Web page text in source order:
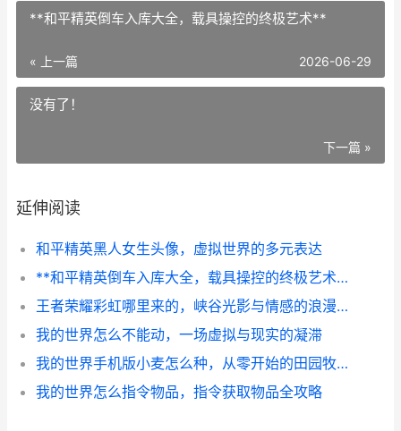
**和平精英倒车入库大全，载具操控的终极艺术**
« 上一篇 2026-06-29
没有了！
下一篇 »
延伸阅读
和平精英黑人女生头像，虚拟世界的多元表达
**和平精英倒车入库大全，载具操控的终极艺术**
王者荣耀彩虹哪里来的，峡谷光影与情感的浪漫交织
我的世界怎么不能动，一场虚拟与现实的凝滞
我的世界手机版小麦怎么种，从零开始的田园牧歌
我的世界怎么指令物品，指令获取物品全攻略